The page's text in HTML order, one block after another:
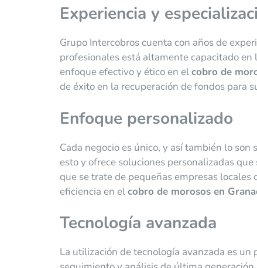
Experiencia y
Grupo Intercobros cuenta con años de
profesionales está altamente capacitado
enfoque efectivo y ético en elcobro de
de éxito en la recuperación de fondos para
Enfoque personalizado
Cada negocio es único, y así también lo
esto y ofrece soluciones personalizadas
que se trate de pequeñas empresas
eficiencia en elcobro de morosos en
Tecnología avanzada
La utilización de tecnología avanzada es